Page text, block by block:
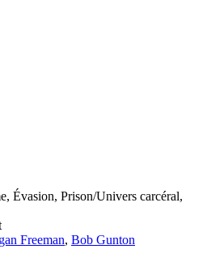
Évasion, Prison/Univers carcéral,
Freeman, Bob Gunton